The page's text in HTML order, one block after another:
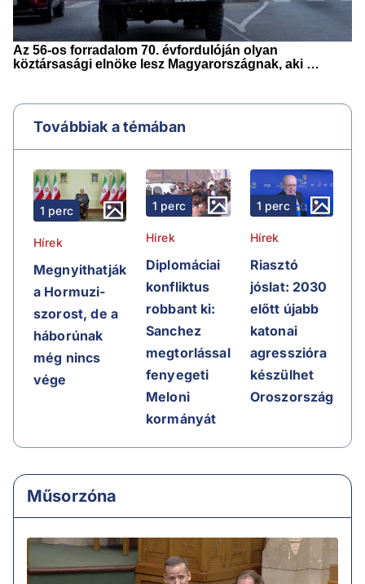
Továbbiak a témában
1 perc
Hírek
Megnyithatják
a Hormuzi-
szorost, de a
háborúnak
még nincs
vége
1 perc
Hírek
Diplomáciai
konfliktus
robbant ki:
Sanchez
megtorlással
fenyegeti
Meloni
kormányát
1 perc
Hírek
Riasztó
jóslat: 2030
előtt újabb
katonai
agresszióra
készülhet
Oroszország
Műsorzóna